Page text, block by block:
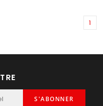
1
S'ABONNER